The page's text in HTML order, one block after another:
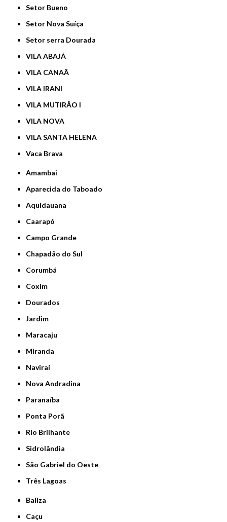
Setor Bueno
Setor Nova Suíça
Setor serra Dourada
VILA ABAJÁ
VILA CANAÃ
VILA IRANI
VILA MUTIRÃO I
VILA NOVA
VILA SANTA HELENA
Vaca Brava
Amambai
Aparecida do Taboado
Aquidauana
Caarapó
Campo Grande
Chapadão do Sul
Corumbá
Coxim
Dourados
Jardim
Maracaju
Miranda
Naviraí
Nova Andradina
Paranaíba
Ponta Porã
Rio Brilhante
Sidrolândia
São Gabriel do Oeste
Três Lagoas
Baliza
Caçu